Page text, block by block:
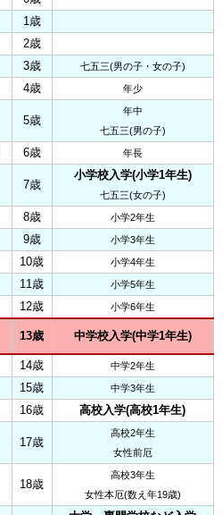
1歳
2歳
3歳 七五三(男の子・女の子)
4歳 年少
5歳
年中
七五三(男の子)
6歳 年長
7歳
小学校入学(小学1年生)
七五三(女の子)
8歳 小学2年生
9歳 小学3年生
10歳 小学4年生
11歳 小学5年生
12歳 小学6年生
13歳 中学校入学(中学1年生)
14歳 中学2年生
15歳 中学3年生
16歳 高校入学(高校1年生)
17歳
高校2年生
女性前厄
18歳
高校3年生
女性本厄(数え年19歳)